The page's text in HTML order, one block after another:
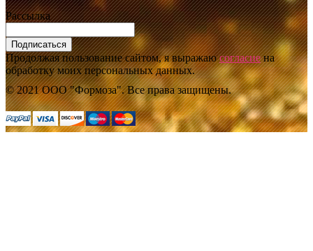
Рассылка
Подписаться
Продолжая пользование сайтом, я выражаюсогласиена
обработку моих персональных данных.
© 2021 ООО "Формоза". Все права защищены.